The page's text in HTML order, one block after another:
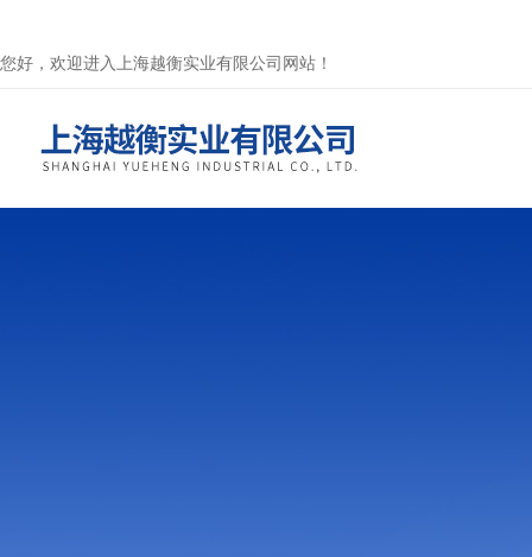
您好，欢迎进入上海越衡实业有限公司网站！